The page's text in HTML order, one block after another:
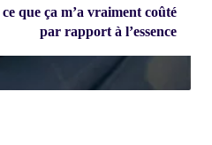
ce que ça m’a vraiment coûté
par rapport à l’essence